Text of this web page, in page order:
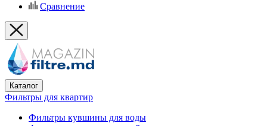
Сравнение
Каталог
Фильтры для квартир
Фильтры кувшины для воды